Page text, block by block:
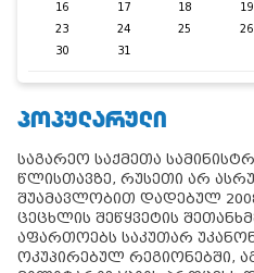
16
17 18 19
23
24 25 26
30
31
ᲞᲝᲞᲣᲚᲐᲠᲣᲚᲘ
საგარეო საქმეთა
წლისთავზე, რუსეთი არ
შუამავლობით დადებულ
ცეცხლის შეწყვეტის
აფართოებს საკუთარ
ოკუპირებულ რეგიონებში,